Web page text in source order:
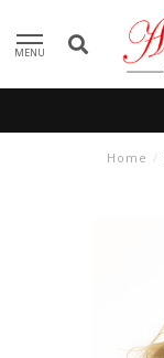
MENU
Home /